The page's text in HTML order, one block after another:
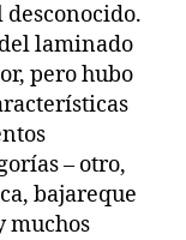
laminado
pero hubo
– otro,
bajareque
muchos